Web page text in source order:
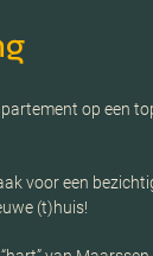
op een
voor een
(t)huis!